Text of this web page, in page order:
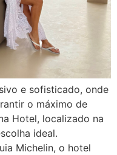
e sofisticado, onde
o máximo de
Hotel, localizado na
ideal.
Michelin, o hotel